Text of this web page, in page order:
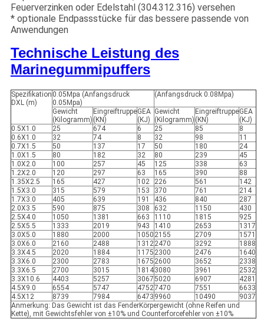
Feuerverzinken oder Edelstahl (304.312.316) versehen
* optionale Endpassstücke für das bessere passende von
Anwendungen
Technische Leistung des
Marinegummipuffers
Spezifikation
DXL (m)
0.05Mpa (Anfangsdruck
0.05Mpa)
(Anfangsdruck 0.08Mpa)
Gewicht
(Kilogramm)
Eingreiftruppe
(KN)
GEA
(KJ)
Gewicht
(Kilogramm)
Eingreiftruppe
(KN)
GEA
(KJ)
0.5X1.0
25 674 6 25 85
8
0.6X1.0
32 74 8 32 98
11
0.7X1.5
50 137 17 50 180
24
1.0X1.5
80 182 32 80 239
45
1.0X2.0
100 257 45 125 338
63
1.2X2.0
120 297 63 165 390
88
1.35X2.5
165 427 102 226 561
142
1.5X3.0
315 579 153 370 761
214
1.7X3.0
405 639 191 436 840
287
2.0X3.5
590 875 308 632 1150
430
2.5X4.0
1050 1381 663 1110 1815
925
2.5X5.5
1333 2019 943 1410 2653
1317
3.0X5.0
1880 2000 1050 2155 2709
1571
3.0X6.0
2160 2488 13122470 3292
1888
3.3X4.5
2020 1884 1175 2300 2476
1640
3.3X6.0
2300 2783 1675 2600 3652
2338
3.3X6.5
2700 3015 18143080 3961
2532
3.3X10.6
4403 5257 30675020 6907
4281
4.5X9.0
6554 5747 47527470 7551
6633
4.5X12
8739 7984 6473 9960 10490
9037
Anmerkung: Das Gewicht ist das FenderKörpergewicht (ohne Reifen und
Kette), mit Gewichtsfehler von ±10% und Counterforcefehler von ±10%